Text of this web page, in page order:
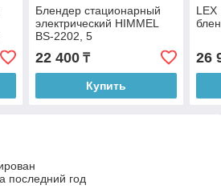
Блендер стационарный
электрический HIMMEL
BS-2202, 5
скоростей,импульсный
режим,1000 Вт,2 в 1,сталь
22 400₸
Купить
LEX
26
последний год